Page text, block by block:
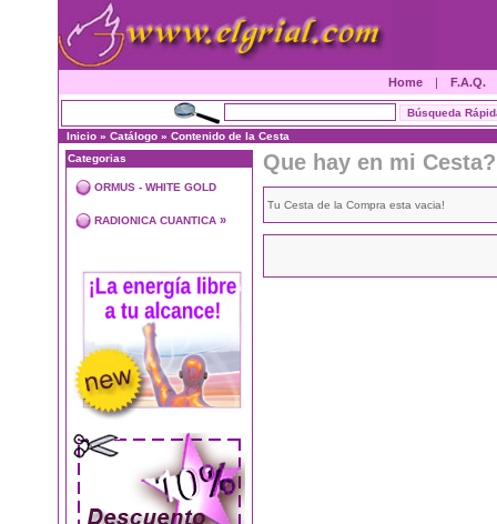
Home | F.A.Q.
Inicio » Catálogo » Contenido de la Cesta
Categorias
ORMUS - WHITE GOLD
RADIONICA CUANTICA »
Que hay en mi Cesta?
Tu Cesta de la Compra esta vacia!